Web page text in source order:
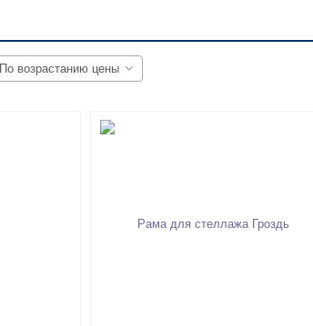
По возрастанию цены